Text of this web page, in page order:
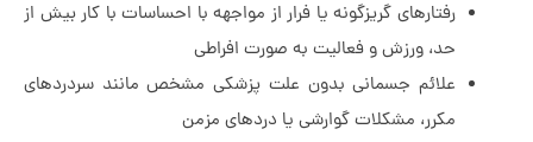
رفتارهای گریزگونه یا فرار از مواجهه با احساسات با کار بیش از
حد، ورزش و فعالیت به صورت افراطی
علائم جسمانی بدون علت پزشکی مشخص مانند سردردهای
مکرر، مشکلات گوارشی یا دردهای مزمن